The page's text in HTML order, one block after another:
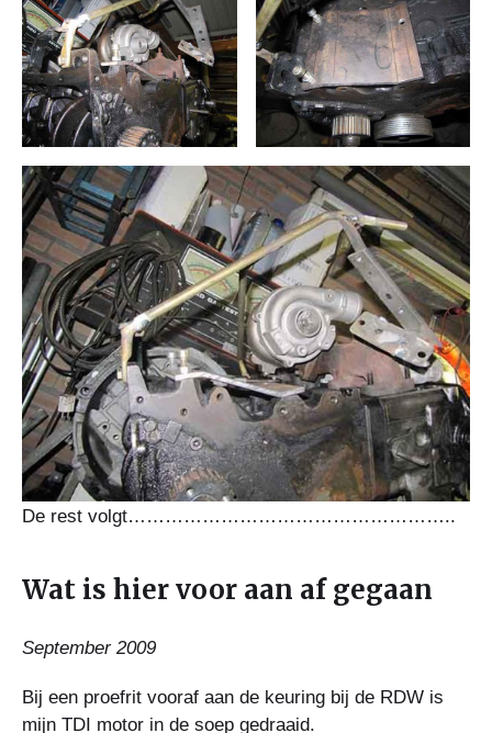
De rest volgt……………………………………………..
Wat is hier voor aan af gegaan
September 2009
Bij een proefrit vooraf aan de keuring bij de RDW is
mijn TDI motor in de soep gedraaid.